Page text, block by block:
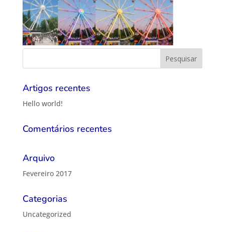
Artigos recentes
Hello world!
Comentários recentes
Arquivo
Fevereiro 2017
Categorias
Uncategorized